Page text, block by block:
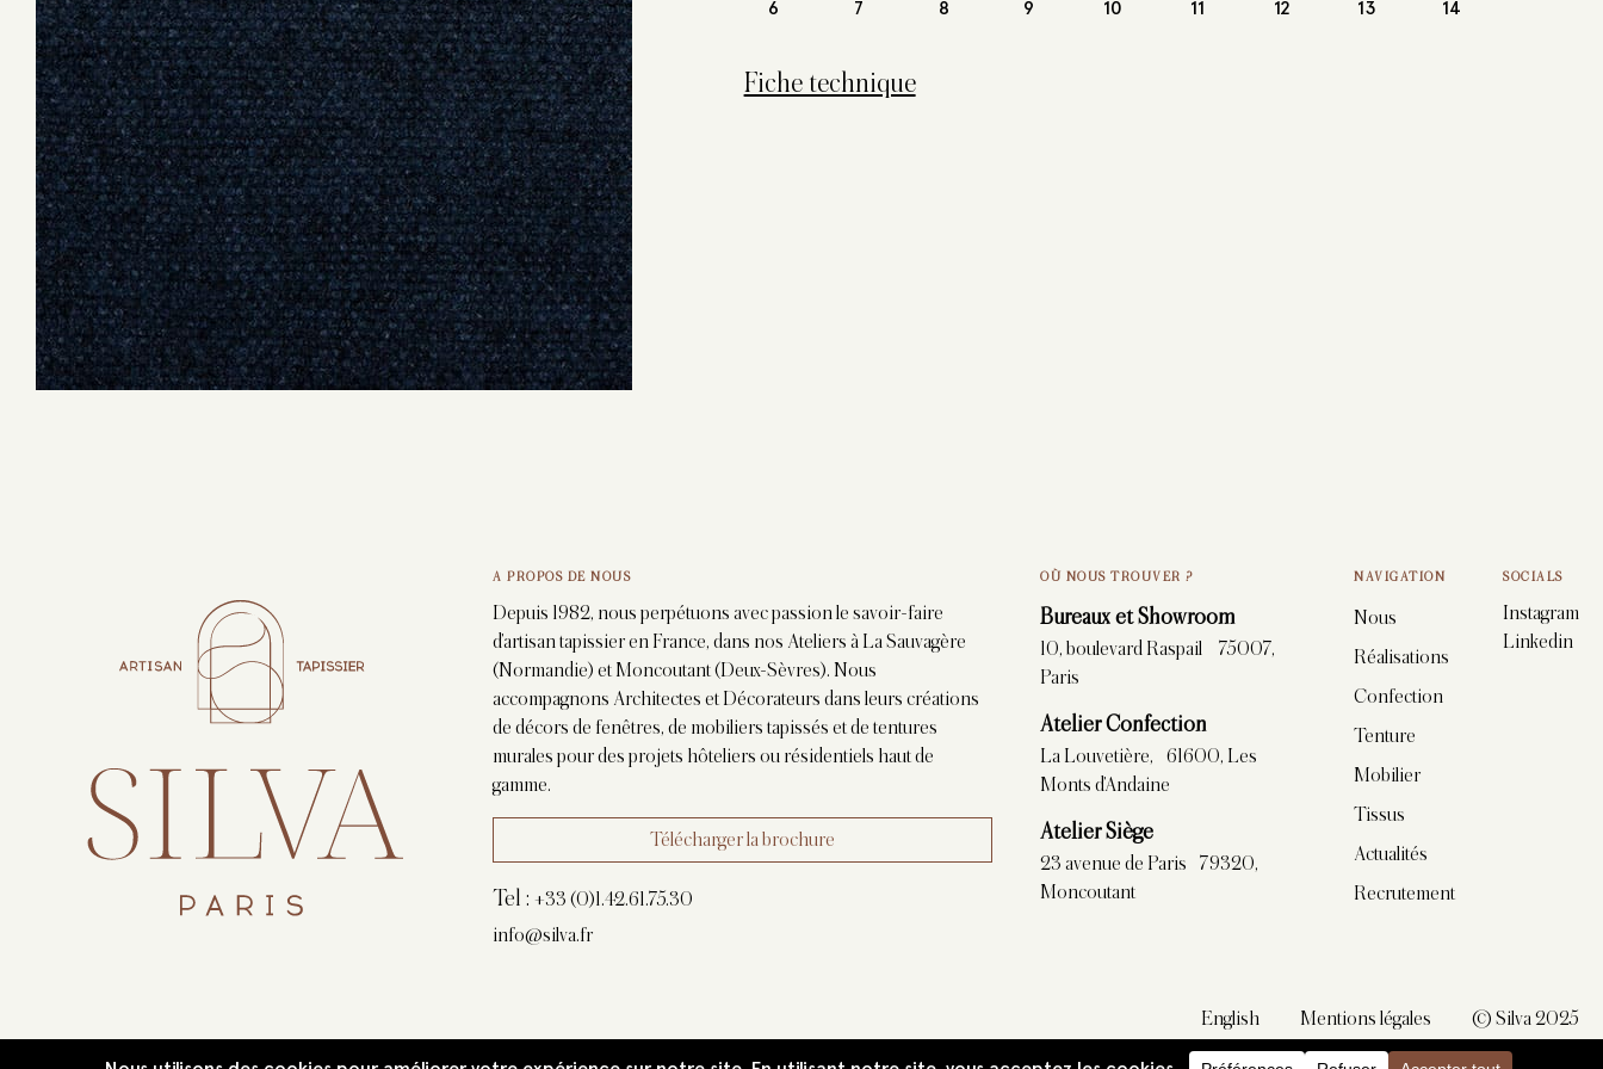
6 7 8 9 10 11 12 13 14
Fiche technique
A PROPOS DE NOUS
Depuis 1982, nous perpétuons avec passion le savoir-faire
d’artisan tapissier en France, dans nos Ateliers à La Sauvagère
(Normandie) et Moncoutant (Deux-Sèvres). Nous
accompagnons Architectes et Décorateurs dans leurs créations
de décors de fenêtres, de mobiliers tapissés et de tentures
murales pour des projets hôteliers ou résidentiels haut de
gamme.
Télécharger la brochure
Tel :+33 (0)1.42.61.75.30
info@silva.fr
OÙ NOUS TROUVER ?
Bureaux et Showroom
10, boulevard Raspail 75007,
Paris
Atelier Confection
La Louvetière, 61600, Les
Monts d’Andaine
Atelier Siège
23 avenue de Paris 79320,
Moncoutant
NAVIGATION
Nous
Réalisations
Confection
Tenture
Mobilier
Tissus
Actualités
Recrutement
SOCIALS
Instagram
Linkedin
English Mentions légales © Silva 2025